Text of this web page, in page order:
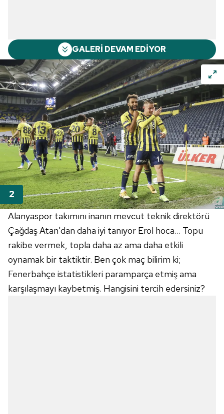
GALERİ DEVAM EDİYOR
Alanyaspor takımını inanın mevcut teknik direktörü
Çağdaş Atan'dan daha iyi tanıyor Erol hoca... Topu
rakibe vermek, topla daha az ama daha etkili
oynamak bir taktiktir. Ben çok maç bilirim ki;
Fenerbahçe istatistikleri paramparça etmiş ama
karşılaşmayı kaybetmiş. Hangisini tercih edersiniz?